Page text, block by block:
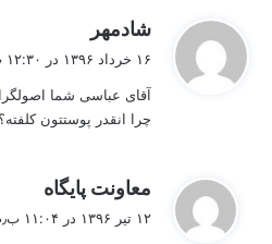
شادمهر
:
۱۶ خرداد ۱۳۹۶ در ۱۲:۳۰ ب٫ظ
آقای عباسی شما
چرا انقدر پوستتون
معاونت پایگاه
۱۲ تیر ۱۳۹۶ در ۱۱:۰۴ ب٫ظ